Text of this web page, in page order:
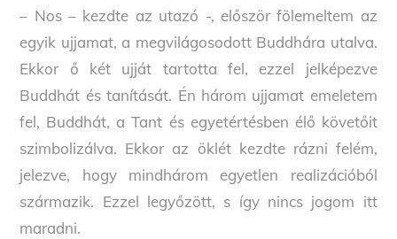
– Nos – kezdte az utazó -, először fölemeltem az
egyik ujjamat, a megvilágosodott Buddhára utalva.
Ekkor ő két ujját tartotta fel, ezzel jelképezve
Buddhát és tanítását. Én három ujjamat emeletem
fel, Buddhát, a Tant és egyetértésben élő követőit
szimbolizálva. Ekkor az öklét kezdte rázni felém,
jelezve, hogy mindhárom egyetlen realizációból
származik. Ezzel legyőzött, s így nincs jogom itt
maradni.